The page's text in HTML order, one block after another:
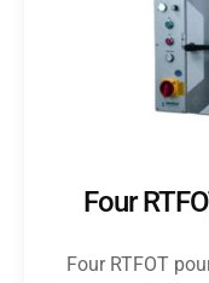
Four
Four RTFOT